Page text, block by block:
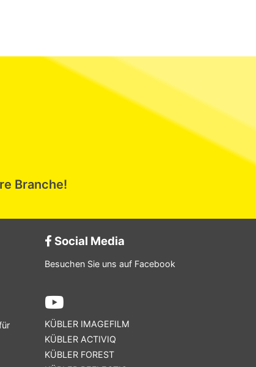
Branche!
Social Media
Besuchen Sie uns auf Facebook
KÜBLER IMAGEFILM
KÜBLER ACTIVIQ
KÜBLER FOREST